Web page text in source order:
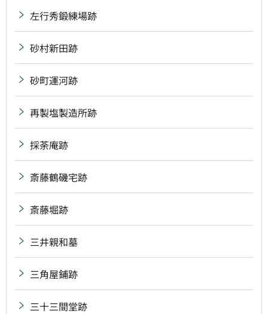
左行秀鍛練場跡
砂村新田跡
砂町運河跡
再製塩製造所跡
採荼庵跡
斎藤鶴磯宅跡
斎藤堀跡
三井親和墓
三角屋鋪跡
三十三間堂跡